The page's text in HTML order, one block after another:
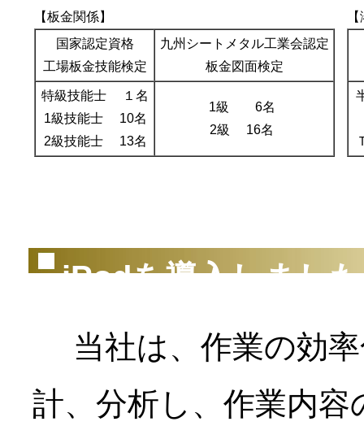
【板金関係】
国家認定資格
工場板金技能検定
九州シートメタル工業会認定
板金図面検定
特級技能士 １名
1級技能士 10名
2級技能士 13名
1級 6名
2級 16名
iPodを導入しまし
当社は、作業の効率
計、分析し、作業内